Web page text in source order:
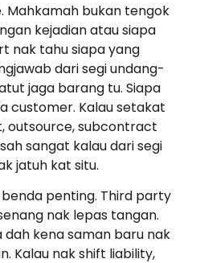
Mahkamah bukan tengok
kejadian atau siapa
nak tahu siapa yang
dari segi undang-
jaga barang tu. Siapa
customer. Kalau setakat
outsource, subcontract
sangat kalau dari segi
jatuh kat situ.
penting. Third party
nak lepas tangan.
dah kena saman baru nak
Kalau nak shift liability,